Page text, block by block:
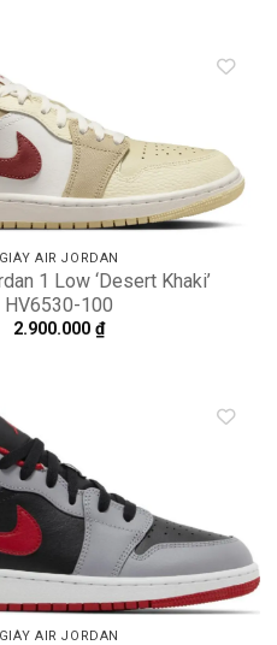
GIÀY AIR JORDAN
1 Low ‘Desert Khaki’
HV6530-100
2.900.000 ₫
GIÀY AIR JORDAN